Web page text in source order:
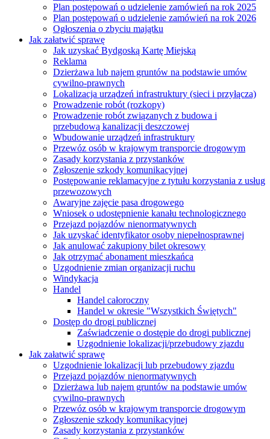
Plan postępowań o udzielenie zamówień na rok 2025
Plan postępowań o udzielenie zamówień na rok 2026
Ogłoszenia o zbyciu majątku
Jak załatwić sprawę
Jak uzyskać Bydgoską Kartę Miejską
Reklama
Dzierżawa lub najem gruntów na podstawie umów
cywilno-prawnych
Lokalizacja urządzeń infrastruktury (sieci i przyłącza)
Prowadzenie robót (rozkopy)
Prowadzenie robót związanych z budowa i
przebudową kanalizacji deszczowej
Wbudowanie urządzeń infrastruktury
Przewóz osób w krajowym transporcie drogowym
Zasady korzystania z przystanków
Zgłoszenie szkody komunikacyjnej
Postępowanie reklamacyjne z tytułu korzystania z usług
przewozowych
Awaryjne zajęcie pasa drogowego
Wniosek o udostępnienie kanału technologicznego
Przejazd pojazdów nienormatywnych
Jak uzyskać identyfikator osoby niepełnosprawnej
Jak anulować zakupiony bilet okresowy
Jak otrzymać abonament mieszkańca
Uzgodnienie zmian organizacji ruchu
Windykacja
Handel
Handel całoroczny
Handel w okresie "Wszystkich Świętych"
Dostęp do drogi publicznej
Zaświadczenie o dostępie do drogi publicznej
Uzgodnienie lokalizacji/przebudowy zjazdu
Jak załatwić sprawę
Uzgodnienie lokalizacji lub przebudowy zjazdu
Przejazd pojazdów nienormatywnych
Dzierżawa lub najem gruntów na podstawie umów
cywilno-prawnych
Przewóz osób w krajowym transporcie drogowym
Zgłoszenie szkody komunikacyjnej
Zasady korzystania z przystanków